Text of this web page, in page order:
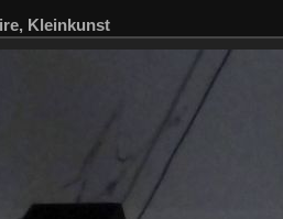
Kleinkunst